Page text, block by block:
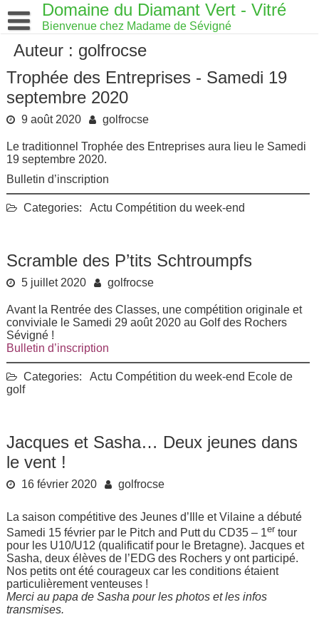
to
content
Domaine du Diamant Vert - Vitré
Bienvenue chez Madame de Sévigné
Auteur : golfrocse
Trophée des Entreprises - Samedi 19
septembre 2020
9 août 2020 golfrocse
Le traditionnel Trophée des Entreprises aura lieu le Samedi
19 septembre 2020.
Bulletin d’inscription
Categories: Actu Compétition du week-end
Scramble des P’tits Schtroumpfs
5 juillet 2020 golfrocse
Avant la Rentrée des Classes, une compétition originale et
conviviale le Samedi 29 août 2020 au Golf des Rochers
Sévigné !
Bulletin d’inscription
Categories: Actu Compétition du week-end Ecole de
golf
Jacques et Sasha… Deux jeunes dans
le vent !
16 février 2020 golfrocse
La saison compétitive des Jeunes d’Ille et Vilaine a débuté
Samedi 15 février par le Pitch and Putt du CD35 – 1er tour
pour les U10/U12 (qualificatif pour le Bretagne). Jacques et
Sasha, deux élèves de l’EDG des Rochers y ont participé.
Nos petits ont été courageux car les conditions étaient
particulièrement venteuses !
Merci au papa de Sasha pour les photos et les infos
transmises.